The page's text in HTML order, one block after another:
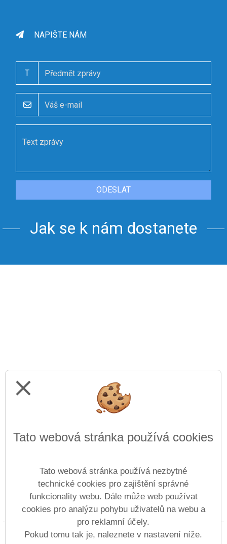
NAPIŠTE NÁM
T
ODESLAT
Jak se k nám dostanete
Prohlášení o přístupnosti Mapa webu Cookies
Copyright © 2022 - 2023 ZŠ Revoluční &
close
Tato webová stránka používá cookies
Tato webová stránka používá nezbytné
technické cookies pro zajištění správné
funkcionality webu. Dále může web používat
cookies pro analýzu pohybu uživatelů na webu a
pro reklamní účely.
Pokud tomu tak je, naleznete v nastavení níže.